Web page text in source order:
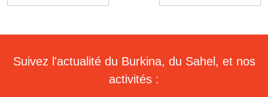
Suivez l'actualité du Burkina, du Sahel, et nos
activités :